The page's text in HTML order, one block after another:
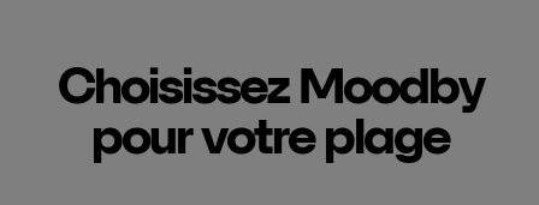
Choisissez Moodby
pour votreplage